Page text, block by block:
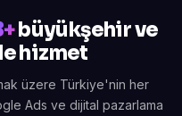
büyükşehir ve
hizmet
üzere Türkiye'nin her
Ads ve dijital pazarlama